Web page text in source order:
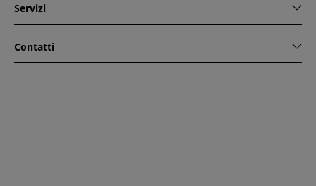
Servizi
Contatti